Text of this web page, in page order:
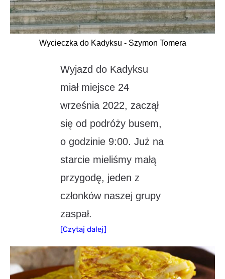
Wycieczka do Kadyksu - Szymon Tomera
Wyjazd do Kadyksu
miał miejsce 24
września 2022, zaczął
się od podróży busem,
o godzinie 9:00. Już na
starcie mieliśmy małą
przygodę, jeden z
członków naszej grupy
zaspał.
[Czytaj dalej]